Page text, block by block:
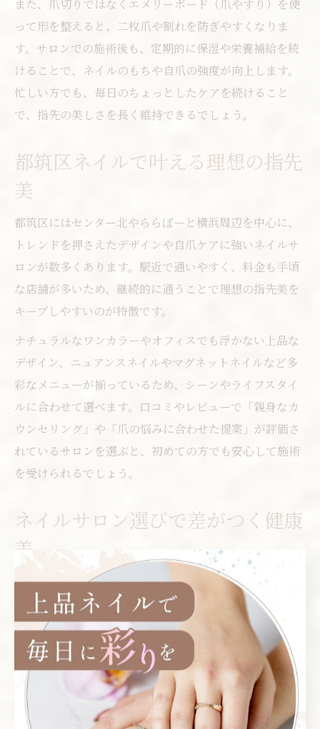
また、爪切りではなくエメリーボード（爪やすり）を使
って形を整えると、二枚爪や割れを防ぎやすくなりま
す。サロンでの施術後も、定期的に保湿や栄養補給を続
けることで、ネイルのもちや自爪の強度が向上します。
忙しい方でも、毎日のちょっとしたケアを続けること
で、指先の美しさを長く維持できるでしょう。
都筑区ネイルで叶える理想の指先
美
都筑区にはセンター北やららぽーと横浜周辺を中心に、
トレンドを押さえたデザインや自爪ケアに強いネイルサ
ロンが数多くあります。駅近で通いやすく、料金も手頃
な店舗が多いため、継続的に通うことで理想の指先美を
キープしやすいのが特徴です。
ナチュラルなワンカラーやオフィスでも浮かない上品な
デザイン、ニュアンスネイルやマグネットネイルなど多
彩なメニューが揃っているため、シーンやライフスタイ
ルに合わせて選べます。口コミやレビューで「親身なカ
ウンセリング」や「爪の悩みに合わせた提案」が評価さ
れているサロンを選ぶと、初めての方でも安心して施術
を受けられるでしょう。
ネイルサロン選びで差がつく健康
美
ネイルサロンを選ぶ際は、価格や立地だけでなく「自爪
への配慮」や「衛生管理」の徹底度にも注目しましょ
う。都筑区のネイルサロンでは、使用するジェルやオフ
剤の成分にこだわり、肌や爪にやさしい商材を取り扱っ
ている店舗が人気です。
例えば、アセトンフリーのリムーバーを使う店舗や、施
術前後の消毒・器具管理を徹底しているサロンは、爪ト